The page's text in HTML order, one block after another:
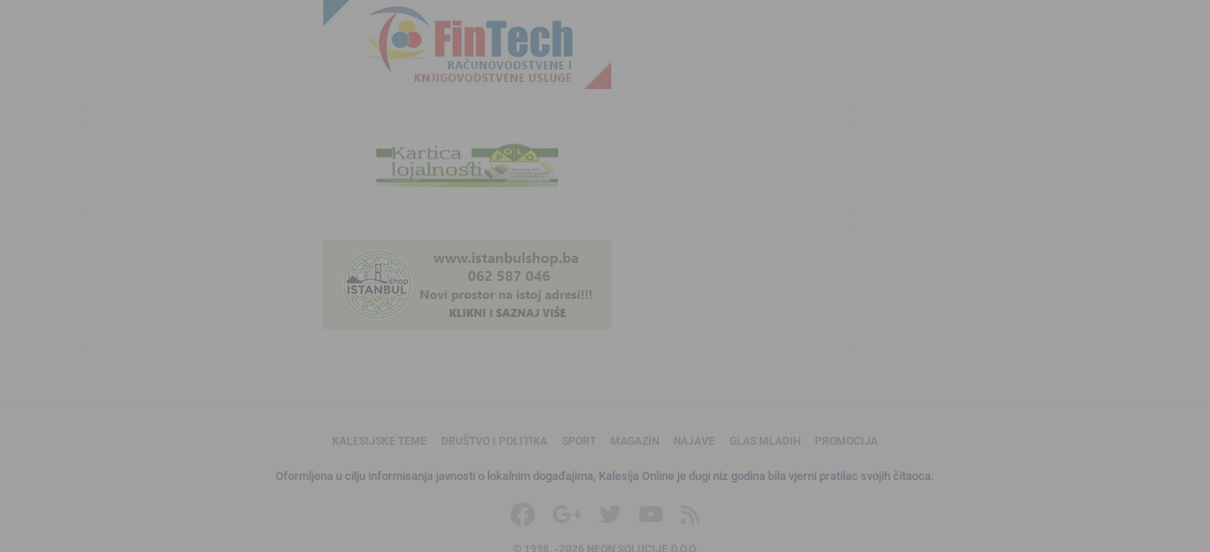
KALESIJSKE TEME DRUŠTVO I POLITIKA SPORT MAGAZIN NAJAVE GLAS MLADIH PROMOCIJA
Oformljena u cilju informisanja javnosti o lokalnim događajima, Kalesija Online je dugi niz godina bila vjerni pratilac svojih čitaoca.
© 1998. -2026 NEON SOLUCIJE D.O.O.